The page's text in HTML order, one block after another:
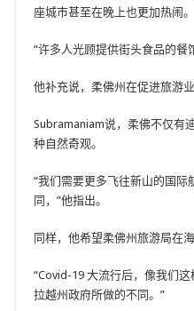
座城市甚至在晚上也更加热闹。
“许多人光顾提供街头食品的餐
他补充说，柔佛州在促进旅游
Subramaniam说，柔佛不仅有
种自然奇观。
“我们需要更多飞往新山的国
同，”他指出。
同样，他希望柔佛州旅游局在
“Covid-19 大流行后，像我们
拉越州政府所做的不同。”